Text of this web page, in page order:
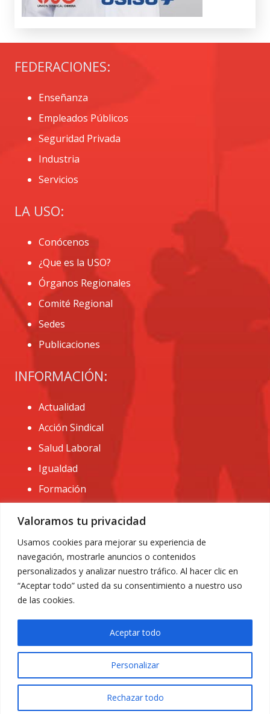
Valoramos tu privacidad
Usamos cookies para mejorar su experiencia de
navegación, mostrarle anuncios o contenidos
personalizados y analizar nuestro tráfico. Al hacer clic en
“Aceptar todo” usted da su consentimiento a nuestro uso
de las cookies.
Personalizar
Rechazar todo
Aceptar todo
FEDERACIONES:
Enseñanza
Empleados Públicos
Seguridad Privada
Industria
Servicios
LA USO:
Conócenos
¿Que es la USO?
Órganos Regionales
Comité Regional
Sedes
Publicaciones
INFORMACIÓN:
Actualidad
Acción Sindical
Salud Laboral
Igualdad
Formación
CONTACTO:
administracion@usomurcia.org
968 25 01 20
C/ Huerto de las bombas nº6. 30009 Murcia
Privacidad|
© 2018 Todos los derechos reservados. Diseño web
ACRILONIA